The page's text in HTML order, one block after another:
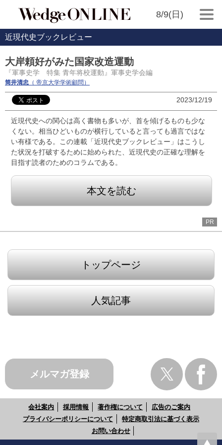
8/9(日)
近現代史ブックレビュー
大岸頼好がみた国家改造運動
『軍事史学 特集 青年将校運動』軍事史学会編
筒井清忠 （ 帝京大学学術顧問）
2023/12/19
近現代史への関心は高く書物も多いが、首を傾げるものも少な
くない。相当ひどいものが横行していると言っても過言ではな
い有様である。この連載「近現代史ブックレビュー」はこうし
た状況を打破するために始められた、近現代史の正確な理解を
目指す読者のためのコラムである。
本文を読む
PR
トップページ
人気記事
メルマガ登録
会社案内 採用情報 著作権について
広告のご案内
プライバシーポリシーについて
特定商取引法に基づく表示
お問い合わせ